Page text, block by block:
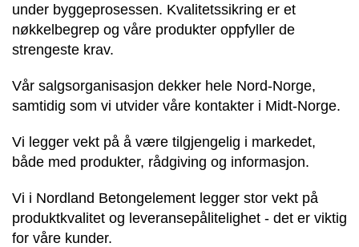
under byggeprosessen. Kvalitetssikring er et
nøkkelbegrep og våre produkter oppfyller de
strengeste krav.
Vår salgsorganisasjon dekker hele Nord-Norge,
samtidig som vi utvider våre kontakter i Midt-Norge.
Vi legger vekt på å være tilgjengelig i markedet,
både med produkter, rådgiving og informasjon.
Vi i Nordland Betongelement legger stor vekt på
produktkvalitet og leveransepålitelighet - det er viktig
for våre kunder.